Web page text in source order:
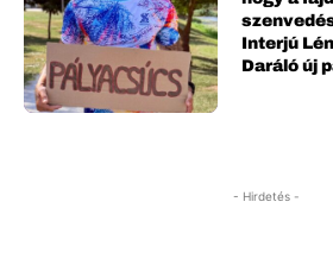
Interjú
Daráló új
- Hirdetés -